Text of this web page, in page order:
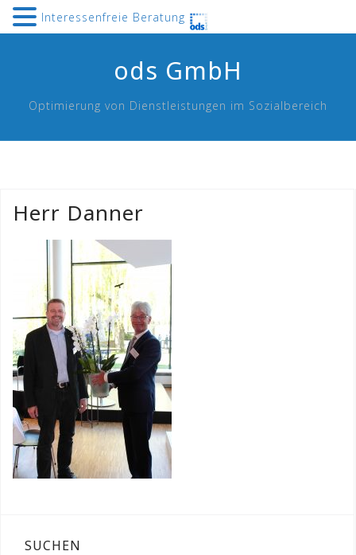
ods GmbH
Optimierung von Dienstleistungen im Sozialbereich
Herr Danner
SUCHEN
Interessenfreie Beratung